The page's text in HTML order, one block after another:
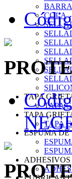
COLA
TAPA
TAPA
TAPA
TAPA
ESPUMA